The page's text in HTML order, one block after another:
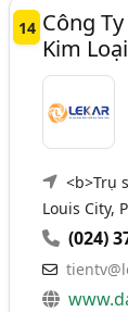
14 Công
Kim
<b>Trụ
Louis City,
(024)